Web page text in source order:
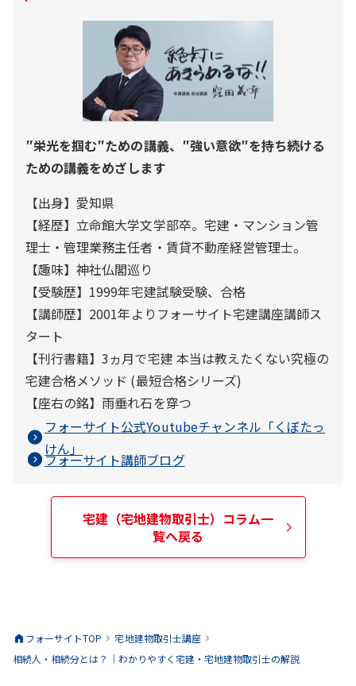
″栄光を掴む″ための講義、″強い意欲″を持ち続ける
ための講義をめざします
【出身】愛知県
【経歴】立命館大学文学部卒。宅建・マンション管
理士・管理業務主任者・賃貸不動産経営管理士。
【趣味】神社仏閣巡り
【受験歴】1999年宅建試験受験、合格
【講師歴】2001年よりフォーサイト宅建講座講師ス
タート
【刊行書籍】3ヵ月で宅建 本当は教えたくない究極の
宅建合格メソッド (最短合格シリーズ)
【座右の銘】雨垂れ石を穿つ
フォーサイト公式Youtubeチャンネル「くぼたっ
けん」
フォーサイト講師ブログ
宅建（宅地建物取引士） コラム一
覧へ戻る
フォーサイトTOP 宅地建物取引士講座
相続人・相続分とは？｜わかりやすく宅建・宅地建物取引士の解説